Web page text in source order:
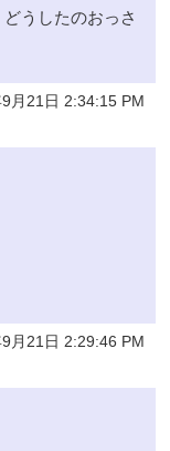
うしたのおっさ
月21日 2:34:15 PM
月21日 2:29:46 PM